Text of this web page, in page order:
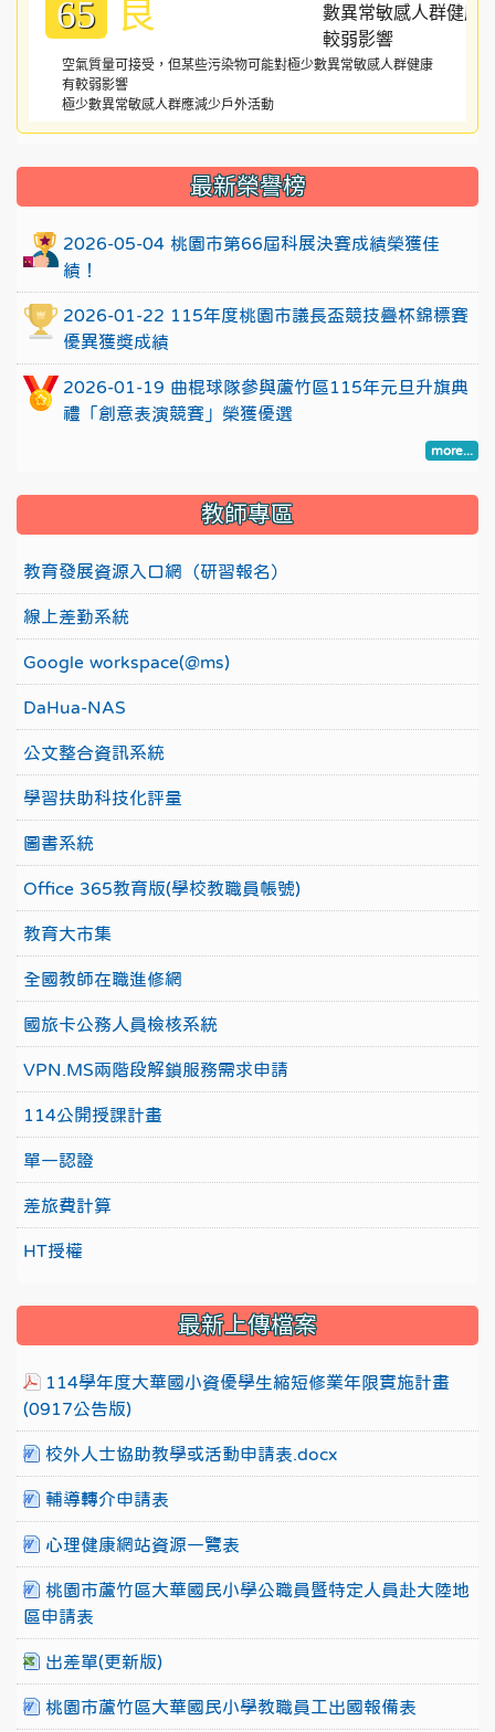
65 良
空氣質量可接受，但某些污染物可能對極少數異常敏感人群健康
有較弱影響
極少數異常敏感人群應減少戶外活動
::: 最新榮譽榜
2026-05-04 桃園市第66屆科展決賽成績榮獲佳
績！
2026-01-22 115年度桃園市議長盃競技疊杯錦標賽
優異獲獎成績
2026-01-19 曲棍球隊參與蘆竹區115年元旦升旗典
禮「創意表演競賽」榮獲優選
more...
教師專區
教育發展資源入口網（研習報名）
線上差勤系統
Google workspace(@ms)
DaHua-NAS
公文整合資訊系統
學習扶助科技化評量
圖書系統
Office 365教育版(學校教職員帳號)
教育大市集
全國教師在職進修網
國旅卡公務人員檢核系統
VPN.MS兩階段解鎖服務需求申請
114公開授課計畫
單一認證
差旅費計算
HT授權
最新上傳檔案
114學年度大華國小資優學生縮短修業年限實施計畫
(0917公告版)
校外人士協助教學或活動申請表.docx
輔導轉介申請表
心理健康網站資源一覽表
桃園市蘆竹區大華國民小學公職員暨特定人員赴大陸地
區申請表
出差單(更新版)
桃園市蘆竹區大華國民小學教職員工出國報備表